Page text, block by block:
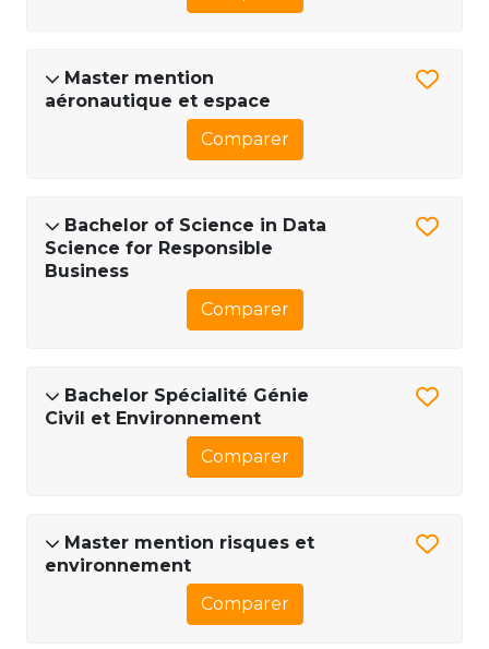
Master mention
aéronautique et espace
Comparer
Bachelor of Science in Data
Science for Responsible
Business
Comparer
Bachelor Spécialité Génie
Civil et Environnement
Comparer
Master mention risques et
environnement
Comparer